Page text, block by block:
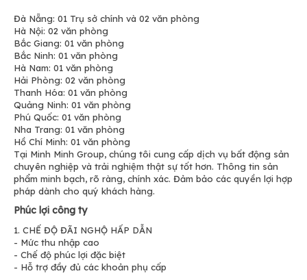
Đà Nẵng: 01 Trụ sở chính và 02 văn phòng
Hà Nội: 02 văn phòng
Bắc Giang: 01 văn phòng
Bắc Ninh: 01 văn phòng
Hà Nam: 01 văn phòng
Hải Phòng: 02 văn phòng
Thanh Hóa: 01 văn phòng
Quảng Ninh: 01 văn phòng
Phú Quốc: 01 văn phòng
Nha Trang: 01 văn phòng
Hồ Chí Minh: 01 văn phòng
Tại Minh Minh Group, chúng tôi cung cấp dịch vụ bất động sản
chuyên nghiệp và trải nghiệm thật sự tốt hơn. Thông tin sản
phẩm minh bạch, rõ ràng, chính xác. Đảm bảo các quyền lợi hợp
pháp dành cho quý khách hàng.
Phúc lợi công ty
1. CHẾ ĐỘ ĐÃI NGHỘ HẤP DẪN
- Mức thu nhập cao
- Chế độ phúc lợi đặc biệt
- Hỗ trợ đầy đủ các khoản phụ cấp